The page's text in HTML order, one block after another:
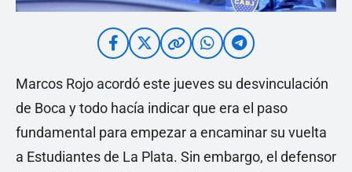
Marcos Rojo acordó este jueves su desvinculación
de Boca y todo hacía indicar que era el paso
fundamental para empezar a encaminar su vuelta
a Estudiantes de La Plata. Sin embargo, el defensor